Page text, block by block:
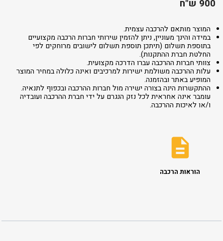
900 ש"ח
המוצר מותאם להרכבה עצמית.
במידה והינך מעוניין, ניתן להזמין שירותי חברות הרכבה מקצועיים
בתוספת תשלום (תיתכן תוספת תשלום לישובים מרוחקים לפי
החלטת חברת ההתקנות).
צוותי חברות ההרכבה עברו הדרכה מקצועית.
עלות ההרכבה משולמת ישירות למרכיבים ואינה כלולה במחיר המוצר
המופיע באתר ובהזמנה.
ההתקשרות הינה בצורה ישירה מול חברות ההרכבה ובכפוף לתנאיה.
עומבר אינה אחראית לכל נזק הנגרם על ידי חברת ההרכבה ועובדיה
ו/או לאיכות ההרכבה.
הוראות הרכבה